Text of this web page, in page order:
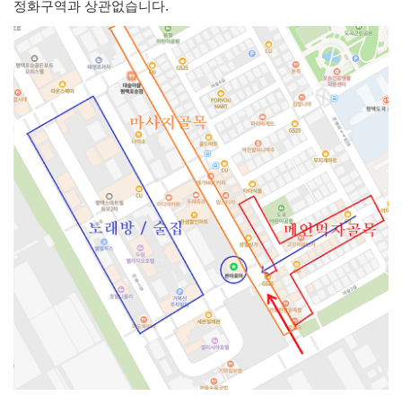
정화구역과 상관없습니다.